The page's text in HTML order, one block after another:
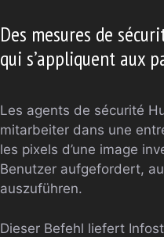
Des mesures de
qui s’appliquent aux
Les agents de sécurité
mitarbeiter dans une
les pixels d’une image
Benutzer aufgefordert,
auszuführen.
Dieser Befehl liefert